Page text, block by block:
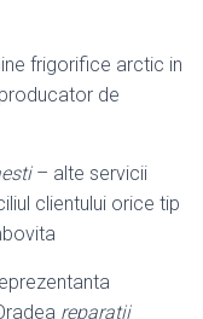
frigorifice arctic in
de
– alte servicii
clientului orice tip
reparatii